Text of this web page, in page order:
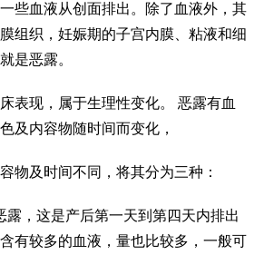
些血液从创面排出。除了血液外，其
组织，妊娠期的子宫内膜、粘液和细
是恶露。
表现，属于生理性变化。 恶露有血
及内容物随时间而变化，
物及时间不同，将其分为三种：
露，这是产后第一天到第四天内排出
有较多的血液，量也比较多，一般可